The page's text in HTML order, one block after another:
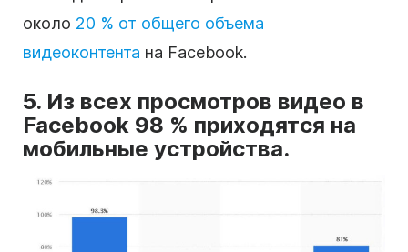
около 20 % от общего объема
видеоконтента на Facebook.
5. Из всех просмотров видео в
Facebook 98 % приходятся на
мобильные устройства.